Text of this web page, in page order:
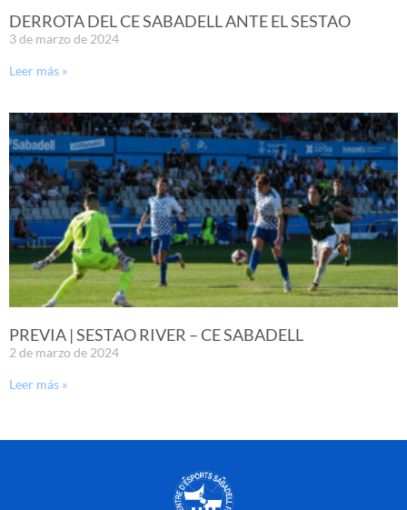
DERROTA DEL CE SABADELL ANTE EL SESTAO
3 de marzo de 2024
Leer más »
PREVIA | SESTAO RIVER – CE SABADELL
2 de marzo de 2024
Leer más »